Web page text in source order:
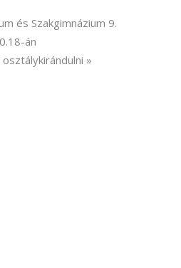
és Szakgimnázium 9.
án